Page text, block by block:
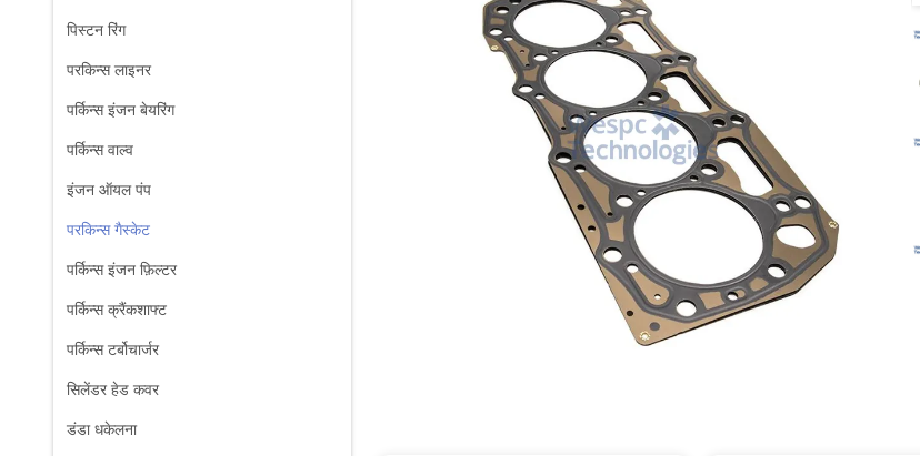
पिस्टन रिंग
परकिन्स लाइनर
पर्किन्स इंजन बेयरिंग
पर्किन्स वाल्व
इंजन ऑयल पंप
परकिन्स गैस्केट
पर्किन्स इंजन फ़िल्टर
पर्किन्स क्रैंकशाफ्ट
पर्किन्स टर्बोचार्जर
सिलेंडर हेड कवर
डंडा धकेलना